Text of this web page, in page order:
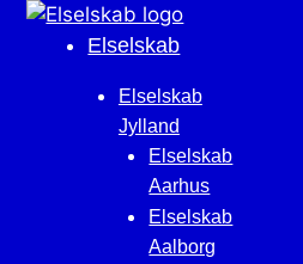
Hop
Elselskab
Elselskab
Jylland
Elselskab
Aarhus
Elselskab
Aalborg